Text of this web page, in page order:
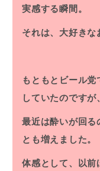
実感する瞬間。
それは、大好きな
もともとビール
していたのですが
最近は酔いが回る
とも増えました。
体感として、以前